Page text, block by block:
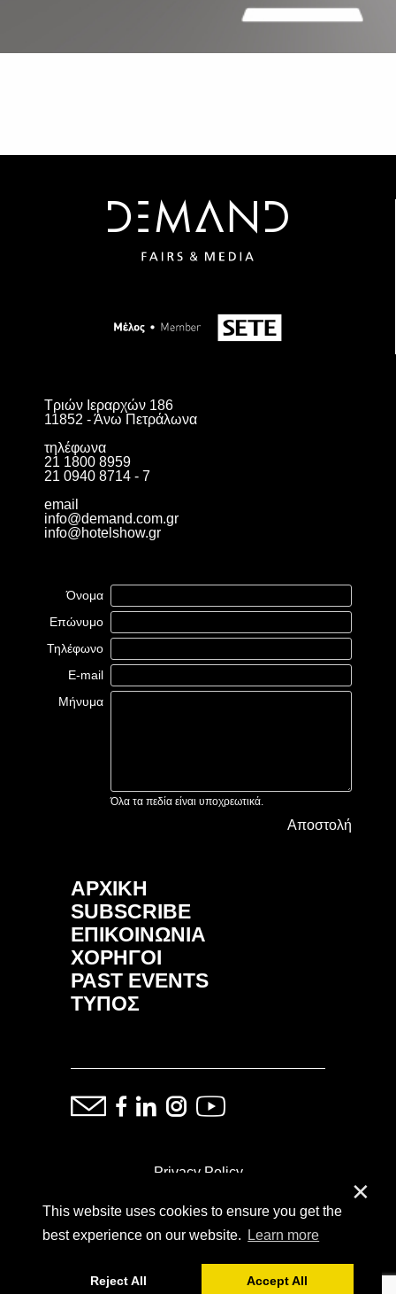
This website uses cookies to ensure you get the
best experience on our website.
Learn more
Reject All Accept All
✕
Τριών Ιεραρχών 186
11852 - Άνω Πετράλωνα
τηλέφωνα
21 1800 8959
21 0940 8714 - 7
email
info@demand.com.gr
info@hotelshow.gr
Όνομα
Επώνυμο
Τηλέφωνο
E-mail
Μήνυμα
Όλα τα πεδία είναι υποχρεωτικά.
Αποστολή
ΑΡΧΙΚΗ
SUBSCRIBE
ΕΠΙΚΟΙΝΩΝΙΑ
ΧΟΡΗΓΟΙ
PAST EVENTS
ΤΥΠΟΣ
Privacy Policy
ⓒ Copyright: Demand Fairs & Media, 2014-2026
Powered by SoFar